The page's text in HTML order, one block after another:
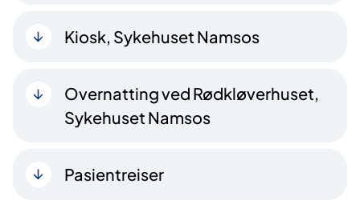
Kiosk, Sykehuset Namsos
Overnatting ved Rødkløverhuset,
Sykehuset Namsos
Pasientreiser